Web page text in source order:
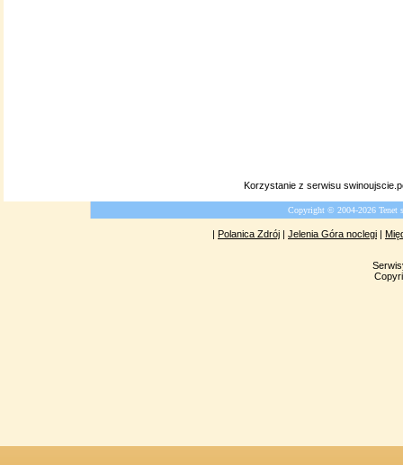
Korzystanie z serwisu
Copyright © 2004-2026
| Polanica Zdrój | Jelenia Góra noclegi |